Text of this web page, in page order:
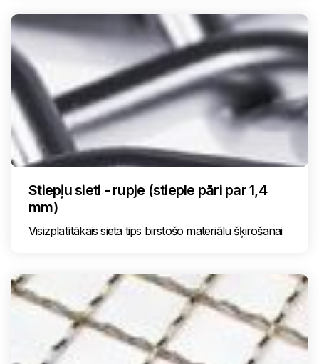
Stiepļu sieti - rupje (stieple pāri par 1,4
mm)
Visizplatītākais sieta tips birstošo materiālu šķirošanai